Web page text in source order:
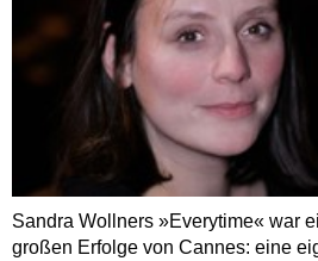
Sandra Wollners »Everytime« war
großen Erfolge von Cannes: eine